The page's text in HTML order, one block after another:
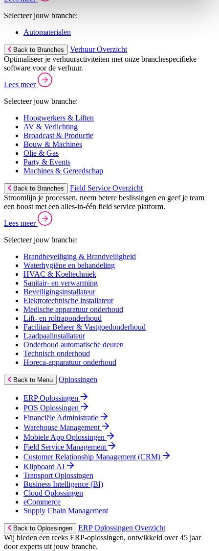
Selecteer jouw branche:
Automaterialen
Back to Branches
Verhuur Overzicht
Optimaliseer je verhuuractiviteiten met onze branchespecifieke
software voor de verhuur.
Lees meer
Selecteer jouw branche:
Hoogwerkers & Liften
AV & Verlichting
Broadcast & Productie
Bouw & Machines
Olie & Gas
Party & Events
Machines & Gereedschap
Back to Branches
Field Service Overzicht
Stroomlijn je processen, neem betere beslissingen en geef je team
een boost met een alles-in-één field service platform.
Lees meer
Selecteer jouw branche:
Brandbeveiliging & Brandveiligheid
Waterhygiëne en behandeling
HVAC & Koeltechniek
Sanitair- en verwarming
Beveiligingsinstallateur
Elektrotechnische installateur
Medische apparatuur onderhoud
Lift- en roltraponderhoud
Facilitair Beheer & Vastgoedonderhoud
Laadpaalinstallateur
Onderhoud automatische deuren
Technisch onderhoud
Horeca-apparatuur onderhoud
Back to Menu Oplossingen
ERP Oplossingen
POS Oplossingen
Financiële Administratie
Warehouse Management
Mobiele App Oplossingen
Field Service Management
Customer Relationship Management (CRM)
Klipboard AI
Transport Oplossingen
Business Intelligence (BI)
Cloud Oplossingen
eCommerce
Supply Chain Management
Back to Oplossingen
ERP Oplossingen Overzicht
Wij bieden een reeks ERP-oplossingen, ontwikkeld over 45 jaar
door experts uit jouw branche.